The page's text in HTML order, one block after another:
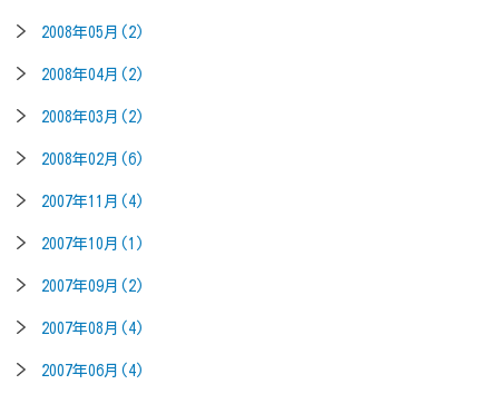
2008年05月(2)
2008年04月(2)
2008年03月(2)
2008年02月(6)
2007年11月(4)
2007年10月(1)
2007年09月(2)
2007年08月(4)
2007年06月(4)